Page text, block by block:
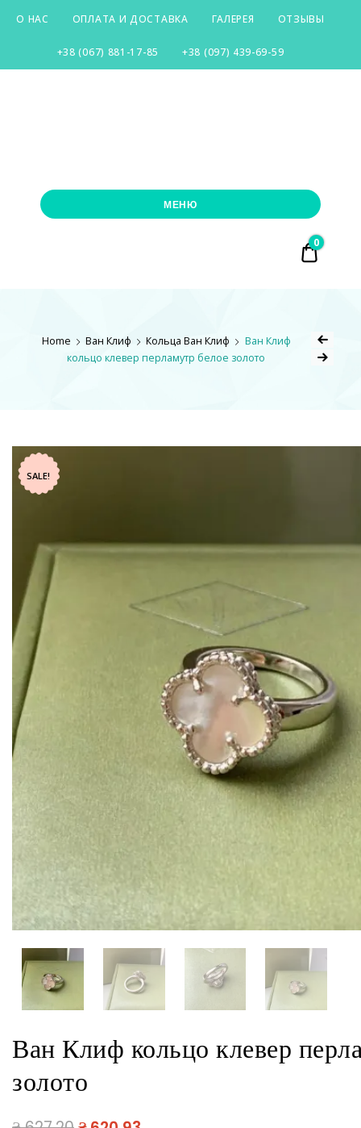
О НАС ОПЛАТА И ДОСТАВКА ГАЛЕРЕЯ ОТЗЫВЫ
+38 (067) 881-17-85 +38 (097) 439-69-59
МЕНЮ
₴ 0.00
0
Home Ван Клиф Кольца Ван Клиф
Ван Клиф
кольцо клевер перламутр белое золото
SALE!
Ван Клиф кольцо клевер
золото